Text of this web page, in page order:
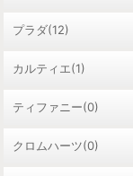
プラダ(12)
カルティエ(1)
ティファニー(0)
クロムハーツ(0)